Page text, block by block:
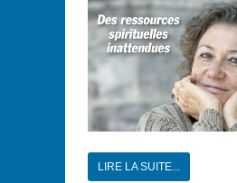
LIRE LA SUITE...